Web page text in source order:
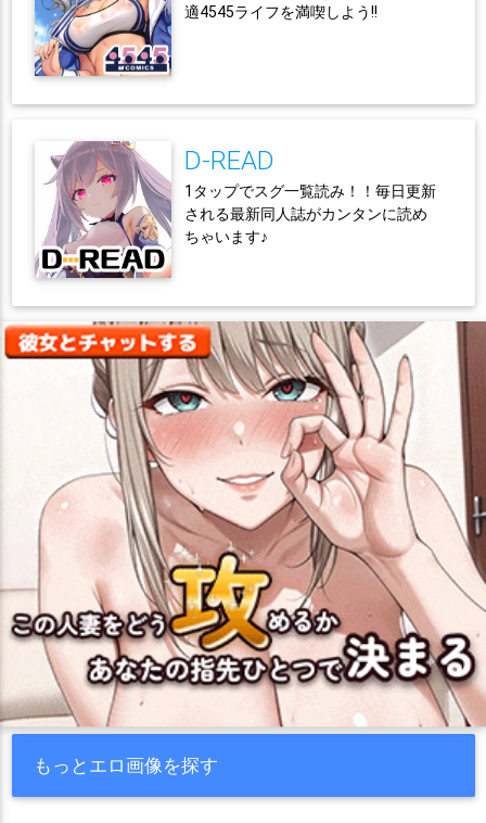
適4545ライフを満喫しよう!!
D-READ
1タップでスグ一覧読み！！毎日更新
される最新同人誌がカンタンに読め
ちゃいます♪
もっとエロ画像を探す